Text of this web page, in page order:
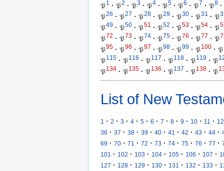
𝔓1 · 𝔓2 · 𝔓3 · 𝔓4 · 𝔓5 · 𝔓6 · 𝔓7 · 𝔓8 ·
𝔓26 · 𝔓27 · 𝔓28 · 𝔓29 · 𝔓30 · 𝔓31 · 𝔓
𝔓49 · 𝔓50 · 𝔓51 · 𝔓52 · 𝔓53 · 𝔓54 · 𝔓
𝔓72 · 𝔓73 · 𝔓74 · 𝔓75 · 𝔓76 · 𝔓77 · 𝔓
𝔓95 · 𝔓96 · 𝔓97 · 𝔓98 · 𝔓99 · 𝔓100 · 𝔓
𝔓115 · 𝔓116 · 𝔓117 · 𝔓118 · 𝔓119 · 𝔓
𝔓134 · 𝔓135 · 𝔓136 · 𝔓137 · 𝔓138 · 𝔓
List of New
1 · 2 · 3 · 4 · 5 · 6 · 7 · 8 · 9 · 10 · 11 · 12
36 · 37 · 38 · 39 · 40 · 41 · 42 · 43 · 44 ·
69 · 70 · 71 · 72 · 73 · 74 · 75 · 76 · 77 ·
101
· 102 · 103 · 104 · 105 · 106 · 107 ·
127 · 128 · 129 · 130 · 131 · 132 · 133 ·